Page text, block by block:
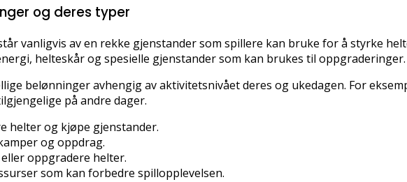
og deres typer
vanligvis av en rekke gjenstander som spillere kan bruke for å styrke
helteskår og spesielle gjenstander som kan brukes til oppgraderinger.
belønninger avhengig av aktivitetsnivået deres og ukedagen. For
på andre dager.
helter og kjøpe gjenstander.
og oppdrag.
oppgradere helter.
som kan forbedre spillopplevelsen.